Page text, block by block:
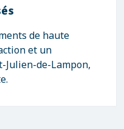
de haute
et un
Julien-de-Lampon,